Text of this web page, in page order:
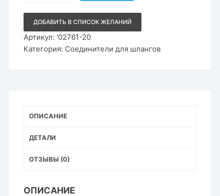
25мм
для
подсоединения
к
колонкам
(02761-
ДОБАВИТЬ В СПИСОК ЖЕЛАНИЙ
Артикул: '02761-20
Категория: Соединители для шлангов
ОПИСАНИЕ
ДЕТАЛИ
ОТЗЫВЫ (0)
ОПИСАНИЕ